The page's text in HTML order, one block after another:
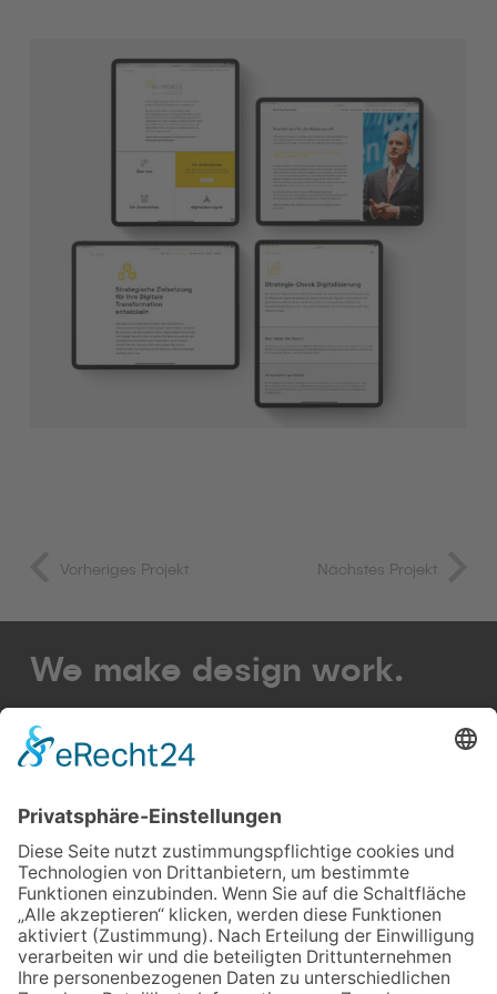
Vorheriges Projekt Nächstes Projekt
We make design work.
Strategische Gestaltung für den Erfolg von
Menschen & Marken – analog & digital.
Let’s talk business!